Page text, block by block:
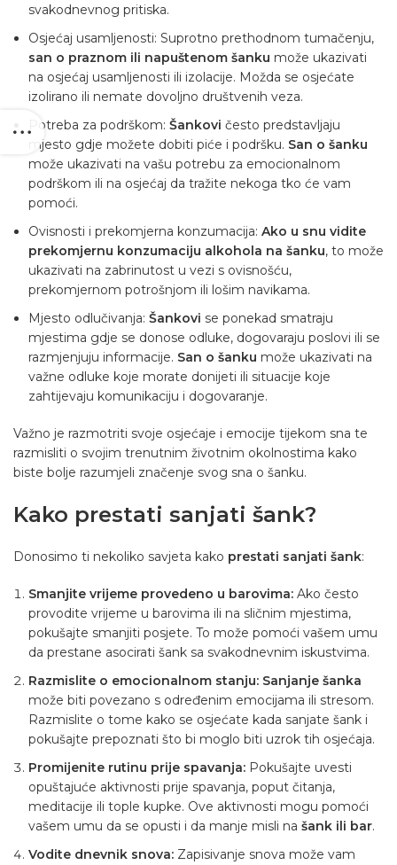
svakodnevnog pritiska.
Osjećaj usamljenosti: Suprotno prethodnom tumačenju,
san o praznom ili napuštenom šanku može ukazivati ​​
na osjećaj usamljenosti ili izolacije. Možda se osjećate
izolirano ili nemate dovoljno društvenih veza.
Potreba za podrškom: Šankovi često predstavljaju
mjesto gdje možete dobiti piće i podršku. San o šanku
može ukazivati ​​na vašu potrebu za emocionalnom
podrškom ili na osjećaj da tražite nekoga tko će vam
pomoći.
Ovisnosti i prekomjerna konzumacija: Ako u snu vidite
prekomjernu konzumaciju alkohola na šanku, to može
ukazivati ​​na zabrinutost u vezi s ovisnošću,
prekomjernom potrošnjom ili lošim navikama.
Mjesto odlučivanja: Šankovi se ponekad smatraju
mjestima gdje se donose odluke, dogovaraju poslovi ili se
razmjenjuju informacije. San o šanku može ukazivati ​​na
važne odluke koje morate donijeti ili situacije koje
zahtijevaju komunikaciju i dogovaranje.
Važno je razmotriti svoje osjećaje i emocije tijekom sna te
razmisliti o svojim trenutnim životnim okolnostima kako
biste bolje razumjeli značenje svog sna o šanku.
Kako prestati sanjati šank?
Donosimo ti nekoliko savjeta kako prestati sanjati šank:
Smanjite vrijeme provedeno u barovima: Ako često
provodite vrijeme u barovima ili na sličnim mjestima,
pokušajte smanjiti posjete. To može pomoći vašem umu
da prestane asocirati šank sa svakodnevnim iskustvima.
Razmislite o emocionalnom stanju: Sanjanje šanka
može biti povezano s određenim emocijama ili stresom.
Razmislite o tome kako se osjećate kada sanjate šank i
pokušajte prepoznati što bi moglo biti uzrok tih osjećaja.
Promijenite rutinu prije spavanja: Pokušajte uvesti
opuštajuće aktivnosti prije spavanja, poput čitanja,
meditacije ili tople kupke. Ove aktivnosti mogu pomoći
vašem umu da se opusti i da manje misli na šank ili bar.
Vodite dnevnik snova: Zapisivanje snova može vam